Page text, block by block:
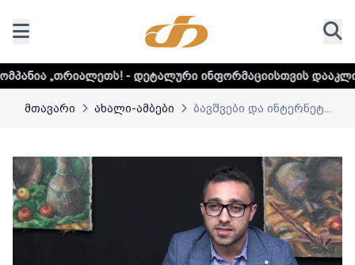
- დეტალური ინფორმაციისთვის დააკლიკეთ ლინკს
მთავარი ახალი-ამბები ბავშვები და ინტერნეტ...